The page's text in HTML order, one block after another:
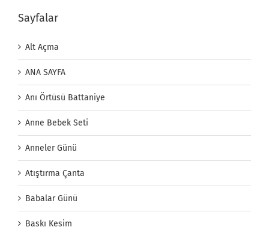
Sayfalar
Alt Açma
ANA SAYFA
Anı Örtüsü Battaniye
Anne Bebek Seti
Anneler Günü
Atıştırma Çanta
Babalar Günü
Baskı Kesim